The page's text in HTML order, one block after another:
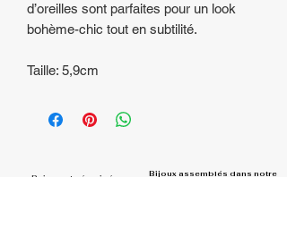
d’oreilles sont parfaites pour un look
bohème-chic tout en subtilité.
Taille: 5,9cm
Paiement sécurisé
Bijoux assemblés dans notre